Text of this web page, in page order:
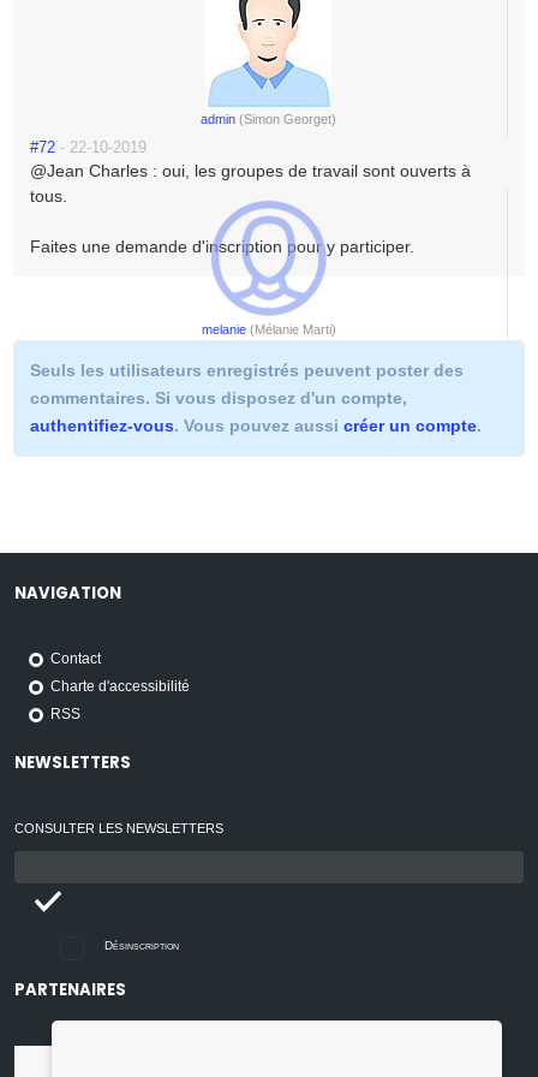
(simon
georget)
admin (Simon Georget)
1571757985
#72 - 22-10-2019
@Jean Charles : oui, les groupes de travail sont ouverts à
tous.
Faites une demande d'inscription pour y participer.
marti)
melanie(Mélanie Marti)
1571758095
Enfin un véritable espace de participation citoyenne!
0
Seuls les utilisateurs enregistrés peuvent poster des
commentaires. Si vous disposez d'un compte,
authentifiez-vous. Vous pouvez aussicréer un compte.
NAVIGATION
Contact
Charte d'accessibilité
RSS
NEWSLETTERS
CONSULTER LES NEWSLETTERS
:
Désinscription
PARTENAIRES